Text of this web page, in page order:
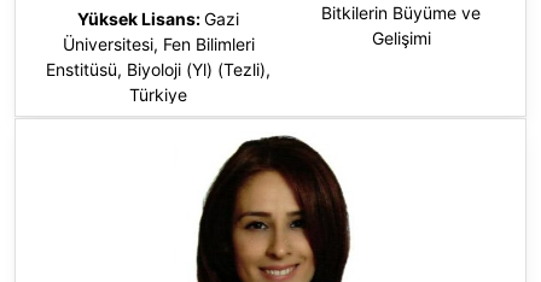
Yüksek Lisans:Gazi
Üniversitesi, Fen Bilimleri
Enstitüsü, Biyoloji (Yl) (Tezli),
Türkiye
Gazi Üniversitesi, Fen
Bilimleri Enstitüsü, Biyoloji (Dr),
Bitkilerin Büyüme ve
Gelişimi